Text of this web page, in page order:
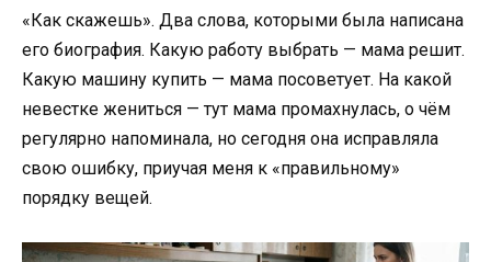
«Как скажешь». Два слова, которыми была написана
его биография. Какую работу выбрать — мама решит.
Какую машину купить — мама посоветует. На какой
невестке жениться — тут мама промахнулась, о чём
регулярно напоминала, но сегодня она исправляла
свою ошибку, приучая меня к «правильному»
порядку вещей.